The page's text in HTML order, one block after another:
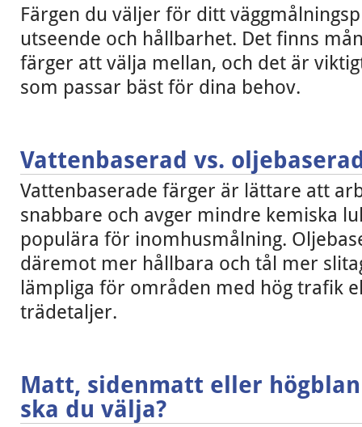
Färgen du väljer för ditt
utseende och hållbarhet. Det finns
färger att välja mellan, och det är
som passar bäst för dina behov.
Vattenbaserad vs.
Vattenbaserade färger är lättare att
snabbare och avger mindre kemiska
populära för inomhusmålning.
däremot mer hållbara och tål mer
lämpliga för områden med hög trafik
trädetaljer.
Matt, sidenmatt eller
ska du välja?